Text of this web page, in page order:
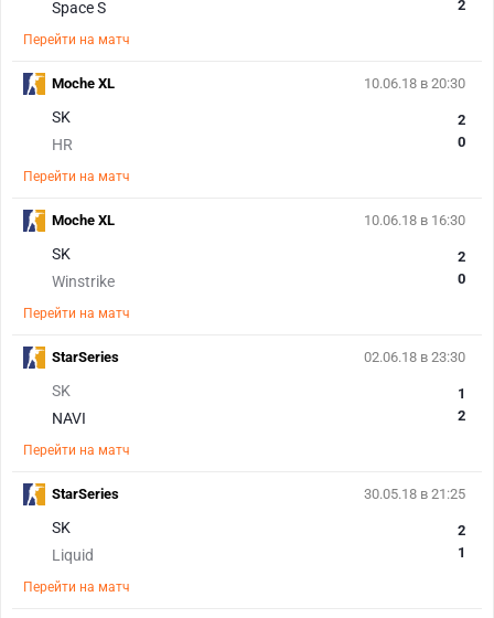
Space S 2
Перейти на матч
10.06.18 в 20:30
SK
HR
2
0
Перейти на матч
Moche XL
10.06.18 в 16:30
SK
Winstrike
2
0
Перейти на матч
Moche XL
02.06.18 в 23:30
SK
NAVI
1
2
Перейти на матч
StarSeries
30.05.18 в 21:25
SK
Liquid
2
1
Перейти на матч
StarSeries